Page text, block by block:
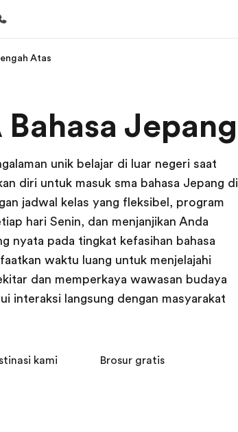
datang di EF Lihat semua program
Atas
Jepang
unik belajar di luar negeri saat
diri untuk masuk sma bahasa Jepang di
jadwal kelas yang fleksibel, program
hari Senin, dan menjanjikan Anda
nyata pada tingkat kefasihan bahasa
waktu luang untuk menjelajahi
dan memperkaya wawasan budaya
interaksi langsung dengan masyarakat
kami Brosur gratis